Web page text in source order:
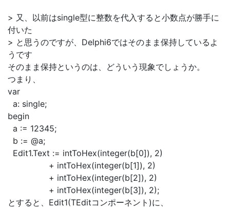
> 又、以前はsingle型に整数を代入すると小数点が勝手に
付いた
> と思うのですが、Delphi6ではそのまま保持しているよ
うです
そのまま保持というのは、どういう現象でしょうか。
つまり、
var
a: single;
begin
a := 12345;
b := @a;
Edit1.Text := intToHex(integer(b[0]), 2)
+ intToHex(integer(b[1]), 2)
+ intToHex(integer(b[2]), 2)
+ intToHex(integer(b[3]), 2);
とすると、Edit1(TEditコンポーネント)に、